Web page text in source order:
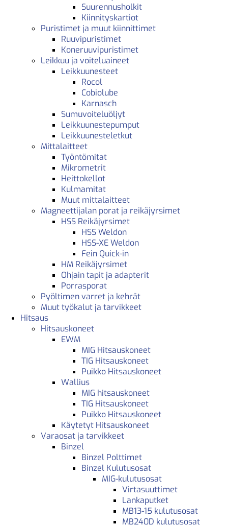
Suurennusholkit
Kiinnityskartiot
Puristimet ja muut kiinnittimet
Ruuvipuristimet
Koneruuvipuristimet
Leikkuu ja voiteluaineet
Leikkuunesteet
Rocol
Cobiolube
Karnasch
Sumuvoiteluöljyt
Leikkuunestepumput
Leikkuunesteletkut
Mittalaitteet
Työntömitat
Mikrometrit
Heittokellot
Kulmamitat
Muut mittalaitteet
Magneettijalan porat ja reikäjyrsimet
HSS Reikäjyrsimet
HSS Weldon
HSS-XE Weldon
Fein Quick-in
HM Reikäjyrsimet
Ohjain tapit ja adapterit
Porrasporat
Pyöltimen varret ja kehrät
Muut työkalut ja tarvikkeet
Hitsaus
Hitsauskoneet
EWM
MIG Hitsauskoneet
TIG Hitsauskoneet
Puikko Hitsauskoneet
Wallius
MIG hitsauskoneet
TIG Hitsauskoneet
Puikko Hitsauskoneet
Käytetyt Hitsauskoneet
Varaosat ja tarvikkeet
Binzel
Binzel Polttimet
Binzel Kulutusosat
MIG-kulutusosat
Virtasuuttimet
Lankaputket
MB13-15 kulutusosat
MB240D kulutusosat